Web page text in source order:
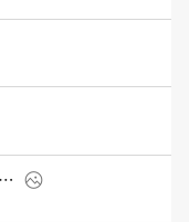
포르셰 911 GT3 RS with Manthey Kit (2025)